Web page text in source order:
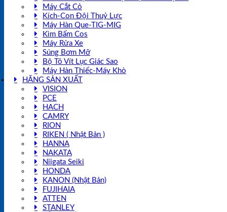
Máy Cắt Cỏ
Kích-Con Đội Thuỷ Lực
Máy Hàn Que-TIG-MIG
Kìm Bấm Cos
Máy Rửa Xe
Súng Bơm Mỡ
Bộ Tô Vít Lục Giác Sao
Máy Hàn Thiếc-Máy Khò
HÃNG SẢN XUẤT
VISION
PCE
HACH
CAMRY
RION
RIKEN ( Nhật Bản )
HANNA
NAKATA
Niigata Seiki
HONDA
KANON (Nhật Bản)
FUJIHAIA
ATTEN
STANLEY